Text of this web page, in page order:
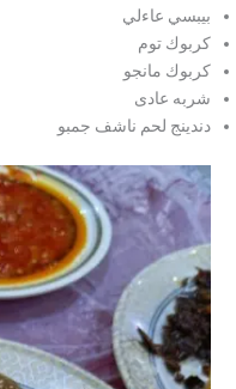
بيبسي عاءلي
كربوك توم
كربوك مانجو
شربه عادی
دندينج لحم ناشف جمبو